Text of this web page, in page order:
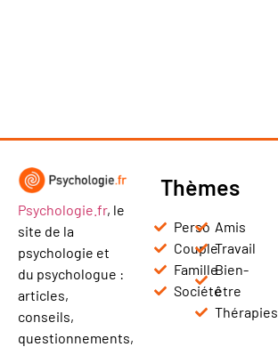
Psychologie.fr, le
site de la
psychologie et
du psychologue :
articles,
conseils,
questionnements,
Thèmes
Perso
Couple
Famille
Société
Amis
Travail
Bien-
être
Thérapies